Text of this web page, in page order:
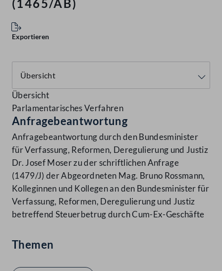
(1465/AB)
Exportieren
Übersicht
Parlamentarisches Verfahren
Anfragebeantwortung
Anfragebeantwortung durch den Bundesminister
für Verfassung, Reformen, Deregulierung und Justiz
Dr. Josef Moser zu der schriftlichen Anfrage
(1479/J) der Abgeordneten Mag. Bruno Rossmann,
Kolleginnen und Kollegen an den Bundesminister für
Verfassung, Reformen, Deregulierung und Justiz
betreffend Steuerbetrug durch Cum-Ex-Geschäfte
Themen